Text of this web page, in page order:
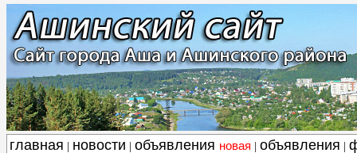
главная новости объявления новая объявления